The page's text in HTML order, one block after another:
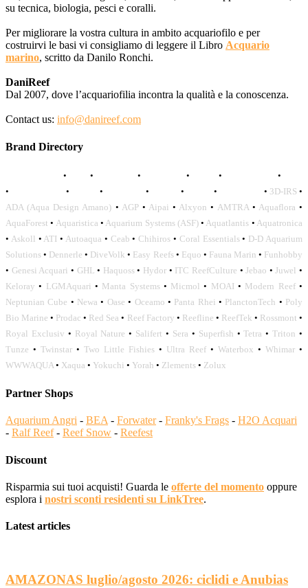
su tecnica, biologia, pesci e coralli.
Per migliorare la vostra cultura in ambito acquariofilo e per
costruirvi le basi vi consigliamo di leggere il Libro Acquario
marino, scritto da Danilo Ronchi.
DaniReef
Dal 2007, dove l’acquariofilia incontra la qualità e la conoscenza.
Contact us: info@danireef.com
Brand Directory
• • • • • •
•
• • • • • • 3D-IRS •
ADA (Aqua Design Amano) • AGP• Aipai • Alxyon • AMTRA• Aquaflora •
AquaForest • Aquaristica • Aquarium Systems (ASF)• Aquatlantis • Aquatronica
• Askoll • ATI • Autoaqua • Ceab • Chihiros • Coral Essentials• D-D Aquarium
Solutions • Dennerle • DiveVolk • Easy Reefs• Equo • Fauna Marin • Funhobby
• Genesi Acquari • GHL • Haquoss• Hydor • ITC ReefCulture •Jebao •Juwel •
Keloray • LGMAquari • Manta Systems• Micmol • MOAI • Modern Reef•
Neptunian Cube • Newa • Oase • Oceamo • Panta Rhei • PlanctonTech • Poly
Bio Marine • Prodac • Red Sea • Reef Factory • Reefline • ReefTek • Rossmont •
Royal Exclusiv • Royal Nature • Salifert • Sera • Superfish •Tetra •Triton •
Tunze • Twinstar • Two Little Fishies • Ultra Reef • Waterbox • Whimar •
WWWAQUA • Xaqua • Yokuchi • Yorah • Zlements • Zolux
Partner Shops
Aquarium Angri - BEA - Forwater- Franky's Frags - H2O Acquari
- Ralf Reef- Reef Snow - Reefest
Discount
Risparmia sui tuoi acquisti! Guarda le offerte del momento oppure
esplora i nostri sconti residenti su LinkTree.
Latest articles
AMAZONAS luglio/agosto 2026: ciclidi e Anubias